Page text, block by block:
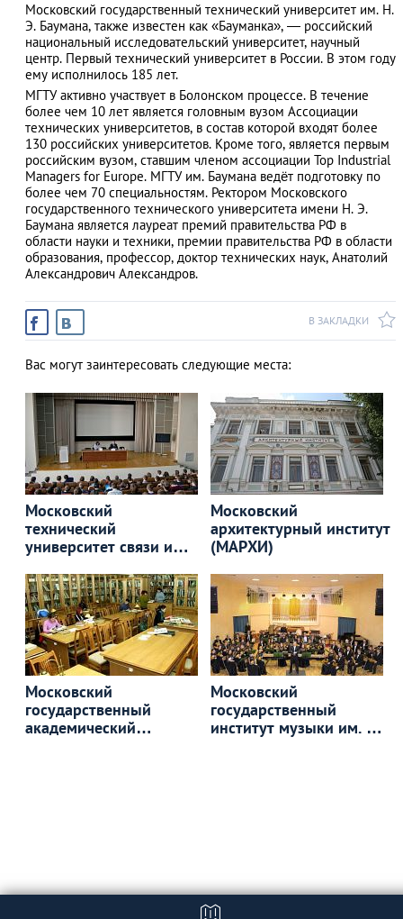
АЗАД
Московский государственный технический университет им. Н.
Э. Баумана, также известен как «Бауманка», — российский
национальный исследовательский университет, научный
центр. Первый технический университет в России. В этом году
ему исполнилось 185 лет.
МГТУ активно участвует в Болонском процессе. В течение
более чем 10 лет является головным вузом Ассоциации
технических университетов, в состав которой входят более
130 российских университетов. Кроме того, является первым
российским вузом, ставшим членом ассоциации Top Industrial
Managers for Europe. МГТУ им. Баумана ведёт подготовку по
более чем 70 специальностям. Ректором Московского
государственного технического университета имени Н. Э.
Баумана является лауреат премий правительства РФ в
области науки и техники, премии правительства РФ в области
образования, профессор, доктор технических наук, Анатолий
Александрович Александров.
В ЗАКЛАДКИ
Вас могут заинтересовать следующие места:
Московский
технический
университет связи и
Московский
архитектурный институт
(МАРХИ)
Московский
государственный
академический
Московский
государственный
институт музыки им. А.Г.